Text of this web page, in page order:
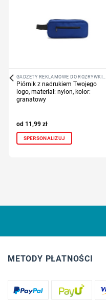
GADŻETY REKLAMOWE DO ROZRYWKI I SZKOŁY
Piórnik z nadrukiem Twojego
logo, materiał: nylon, kolor:
granatowy
11,99 zł
SPERSONALIZUJ
METODY PŁATNOŚCI